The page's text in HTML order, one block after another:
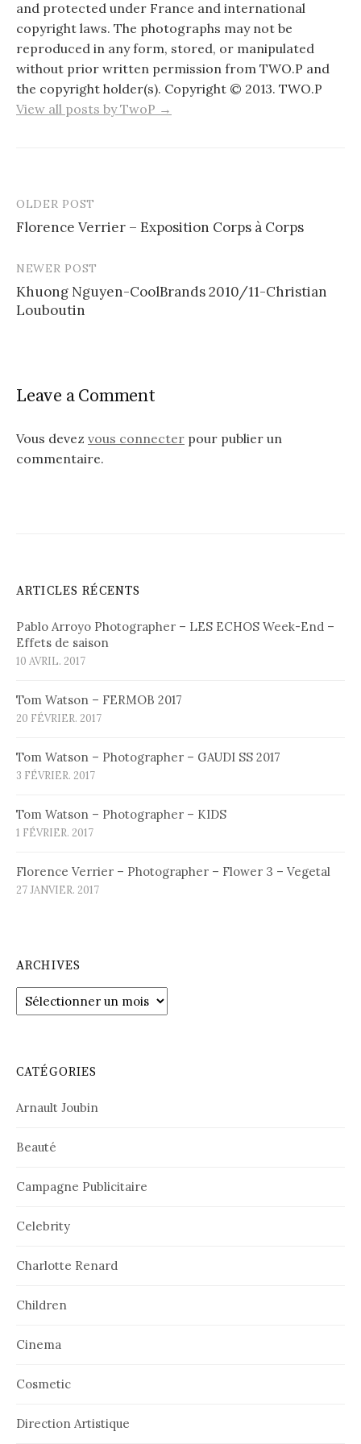
and protected under France and international
copyright laws. The photographs may not be
reproduced in any form, stored, or manipulated
without prior written permission from TWO.P and
the copyright holder(s). Copyright © 2013. TWO.P
View all posts by TwoP →
Post
navigation
OLDER POST
Florence Verrier – Exposition Corps à Corps
NEWER POST
Khuong Nguyen-CoolBrands 2010/11-Christian
Louboutin
Leave a Comment
Vous devez vous connecter pour publier un
commentaire.
ARTICLES RÉCENTS
Pablo Arroyo Photographer – LES ECHOS Week-End –
Effets de saison
10 AVRIL. 2017
Tom Watson – FERMOB 2017
20 FÉVRIER. 2017
Tom Watson – Photographer – GAUDI SS 2017
3 FÉVRIER. 2017
Tom Watson – Photographer – KIDS
1 FÉVRIER. 2017
Florence Verrier – Photographer – Flower 3 – Vegetal
27 JANVIER. 2017
ARCHIVES
Archives
CATÉGORIES
Arnault Joubin
Beauté
Campagne Publicitaire
Celebrity
Charlotte Renard
Children
Cinema
Cosmetic
Direction Artistique